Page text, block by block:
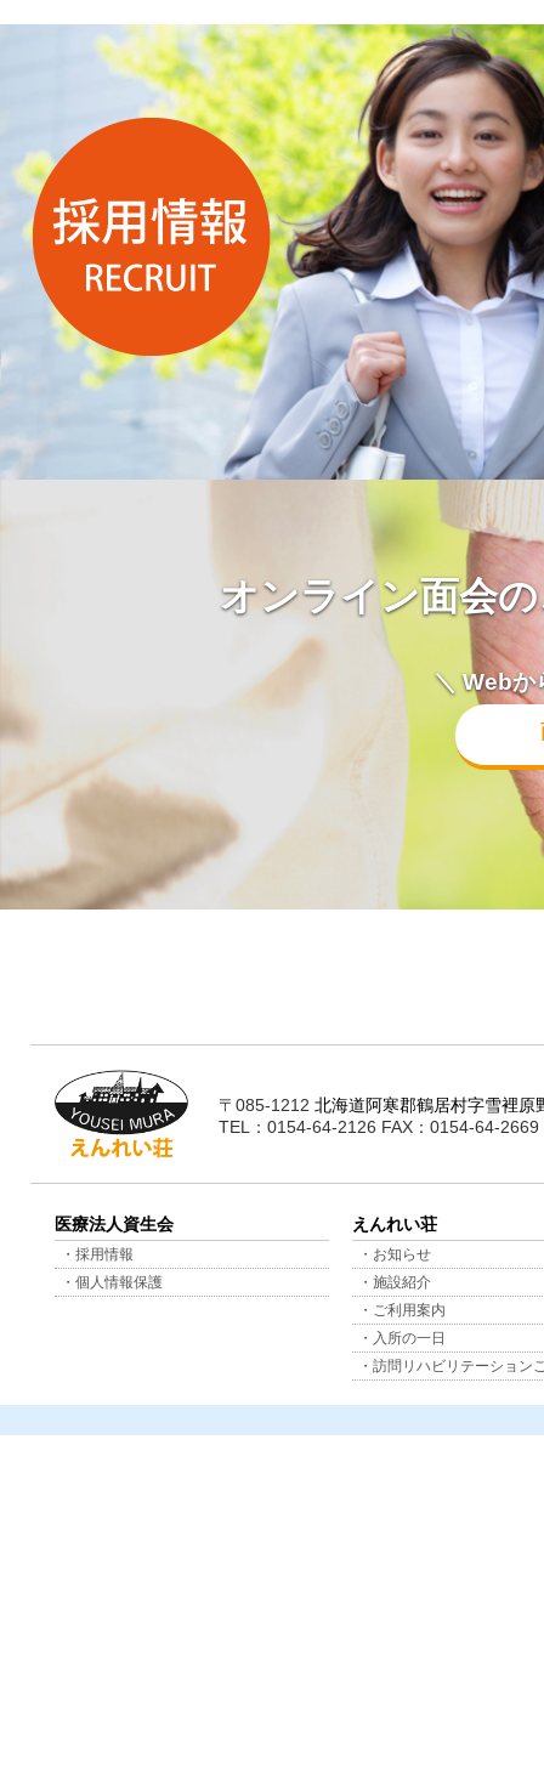
オンライン面会
＼ Webか
〒085-1212 北海道阿寒郡鶴居村字雪裡原
TEL：0154-64-2126 FAX：0154-64-2669
医療法人資生会
・採用情報
・個人情報保護
えんれい荘
・お知らせ
・施設紹介
・ご利用案内
・入所の一日
・訪問リハビリテーション